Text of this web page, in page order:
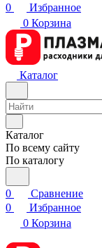
0
Избранное
0 Корзина
Каталог
Каталог
По всему сайту
По каталогу
0
Сравнение
0
Избранное
0 Корзина